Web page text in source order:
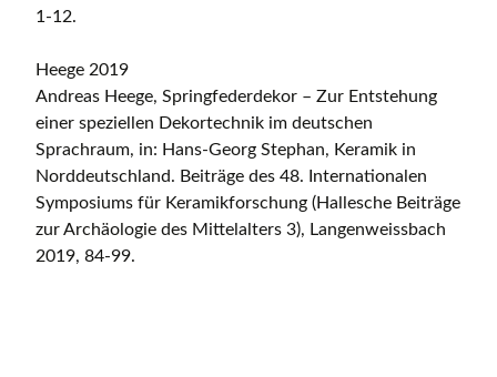
1-12.
Heege 2019
Andreas Heege, Springfederdekor – Zur Entstehung
einer speziellen Dekortechnik im deutschen
Sprachraum, in: Hans-Georg Stephan, Keramik in
Norddeutschland. Beiträge des 48. Internationalen
Symposiums für Keramikforschung (Hallesche Beiträge
zur Archäologie des Mittelalters 3), Langenweissbach
2019, 84-99.